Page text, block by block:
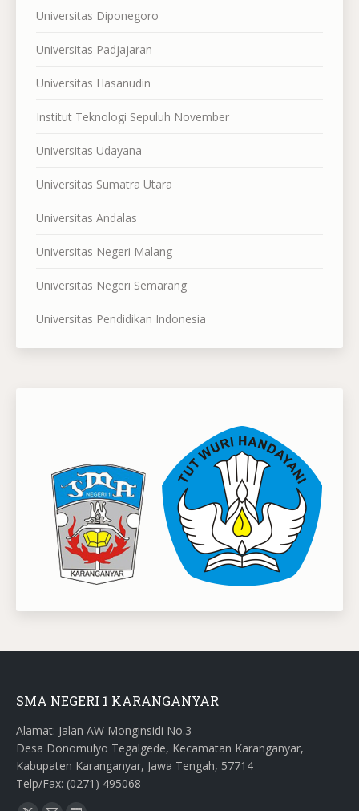
Universitas Diponegoro
Universitas Padjajaran
Universitas Hasanudin
Institut Teknologi Sepuluh November
Universitas Udayana
Universitas Sumatra Utara
Universitas Andalas
Universitas Negeri Malang
Universitas Negeri Semarang
Universitas Pendidikan Indonesia
SMA NEGERI 1 KARANGANYAR
Alamat: Jalan AW Monginsidi No.3
Desa Donomulyo Tegalgede, Kecamatan Karanganyar,
Kabupaten Karanganyar, Jawa Tengah, 57714
Telp/Fax: (0271) 495068